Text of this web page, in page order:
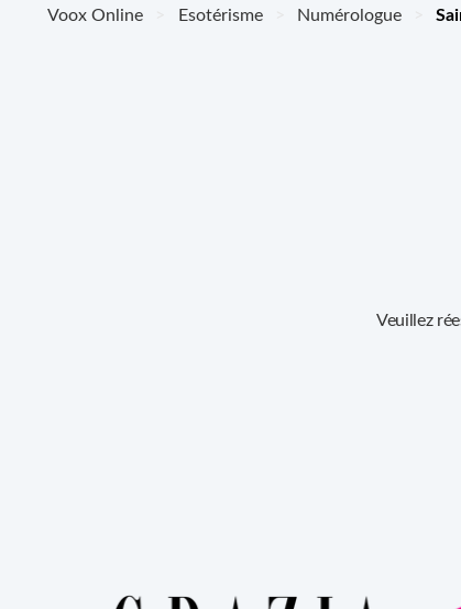
Voox Online Esotérisme Numérologue
Veuillez